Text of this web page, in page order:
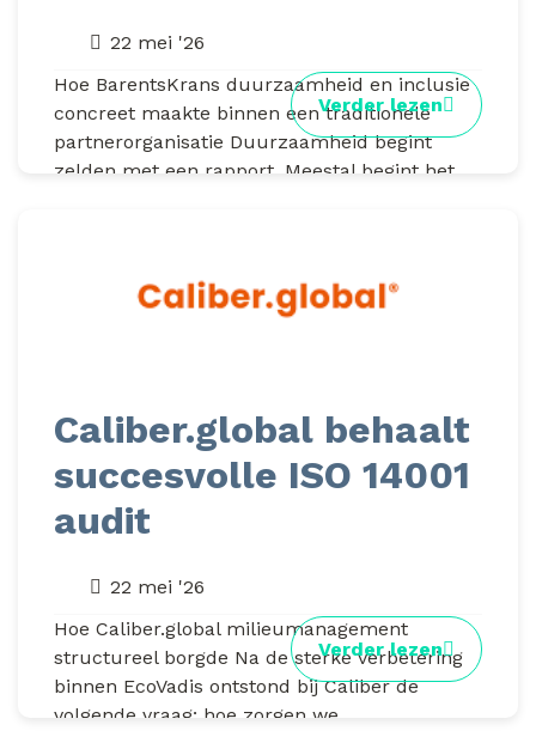
22 mei '26
Hoe BarentsKrans duurzaamheid en inclusie
concreet maakte binnen een traditionele
partnerorganisatie Duurzaamheid begint
zelden met een rapport. Meestal begint het...
Verder lezen
Caliber.global behaalt
succesvolle ISO 14001
audit
22 mei '26
Hoe Caliber.global milieumanagement
structureel borgde Na de sterke verbetering
binnen EcoVadis ontstond bij Caliber de
volgende vraag: hoe zorgen we...
Verder lezen